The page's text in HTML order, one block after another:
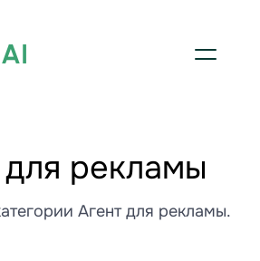
рекламы
Агент для рекламы.